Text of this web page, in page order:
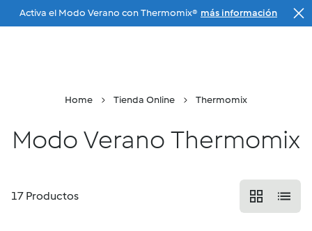
Ir a la navegación principal
Activa el Modo Verano con Thermomix® más información
Home Tienda Online Thermomix
Modo Verano Thermomix
17 Productos